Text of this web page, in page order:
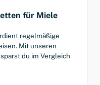
für Miele
regelmäßige
Mit unseren
du im Vergleich